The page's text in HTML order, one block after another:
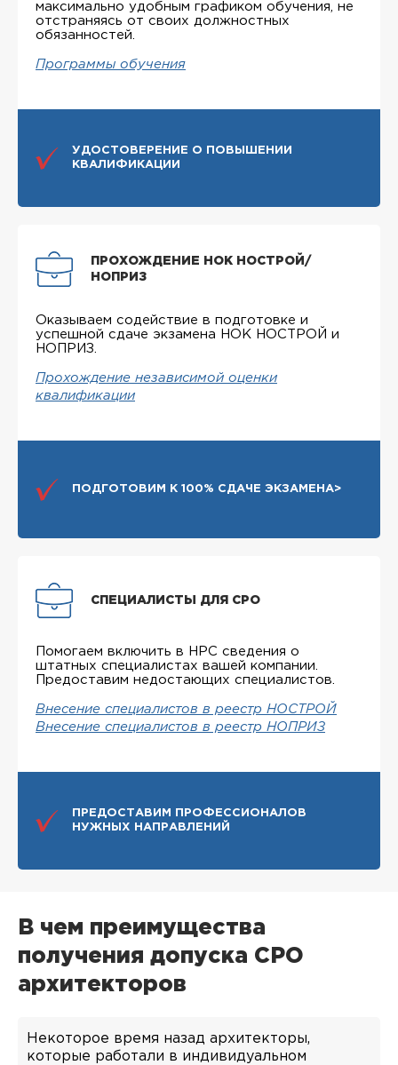
максимально удобным графиком обучения, не
отстраняясь от своих должностных
обязанностей.
Программы обучения
УДОСТОВЕРЕНИЕ О ПОВЫШЕНИИ
КВАЛИФИКАЦИИ
ПРОХОЖДЕНИЕ НОК НОСТРОЙ/
НОПРИЗ
Оказываем содействие в подготовке и
успешной сдаче экзамена НОК НОСТРОЙ и
НОПРИЗ.
Прохождение независимой оценки
квалификации
ПОДГОТОВИМ К 100% СДАЧЕ ЭКЗАМЕНА>
СПЕЦИАЛИСТЫ ДЛЯ СРО
Помогаем включить в НРС сведения о
штатных специалистах вашей компании.
Предоставим недостающих специалистов.
Внесение специалистов в реестр НОСТРОЙ
Внесение специалистов в реестр НОПРИЗ
ПРЕДОСТАВИМ ПРОФЕССИОНАЛОВ
НУЖНЫХ НАПРАВЛЕНИЙ
В чем преимущества
получения допуска СРО
архитекторов
Некоторое время назад архитекторы,
которые работали в индивидуальном